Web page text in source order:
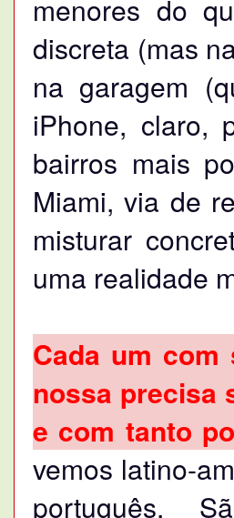
menores do
discreta (mas
na garagem
iPhone, claro,
bairros mais
Miami, via de
misturar
uma realidade
Cada um
nossa precisa
e com tanto
vemos latino-
português.